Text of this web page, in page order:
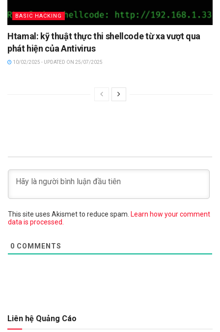
BASIC HACKING
Htamal: kỹ thuật thực thi shellcode từ xa vượt qua
phát hiện của Antivirus
10/02/2025 - UPDATED ON 25/07/2025
This site uses Akismet to reduce spam. Learn how your comment
data is processed.
0 COMMENTS
Liên hệ Quảng Cáo